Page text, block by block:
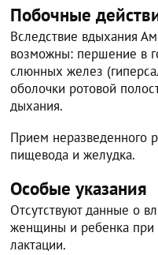
Побочные
Вследствие вдыхания
возможны: першение в
слюнных желез
оболочки ротовой
дыхания.
Прием неразведенного
пищевода и желудка.
Особые указания
Отсутствуют данные о
женщины и ребенка при
лактации.